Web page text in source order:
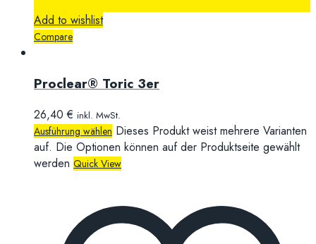
Add to wishlist
Compare
Proclear® Toric 3er
26,40€ inkl. MwSt.
Ausführung wählen Dieses Produkt weist mehrere Varianten
auf. Die Optionen können auf der Produktseite gewählt
werden Quick View